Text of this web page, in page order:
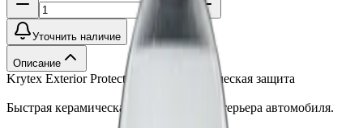
Уточнить наличие
Описание
Krytex Exterior Protect Быстрая керамическая защита
Быстрая керамическая защита. Для экстерьера автомобиля.